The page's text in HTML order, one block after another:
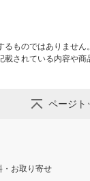
ものではありません。
されている内容や
ページト
・お取り寄せ